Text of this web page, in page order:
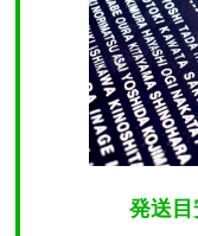
発送目